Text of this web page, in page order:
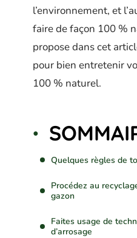
l’environnement, et
faire de façon 100 %
propose dans cet
pour bien entretenir
100 % naturel.
Quelques règles de
Procédez au
gazon
Faites usage de
d’arrosage